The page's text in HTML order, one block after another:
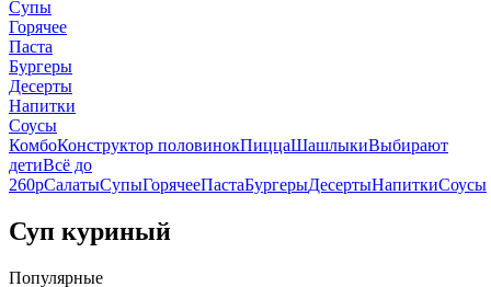
Супы
Горячее
Паста
Бургеры
Десерты
Напитки
Соусы
КомбоКонструктор половинокПиццаШашлыкиВыбирают
детиВсё до
260рСалатыСупыГорячееПастаБургерыДесертыНапиткиСоусы
Суп куриный
Популярные